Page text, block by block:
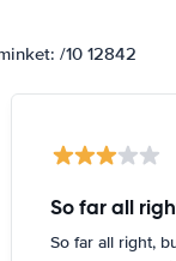
/10 12842
So far all
So far all right,